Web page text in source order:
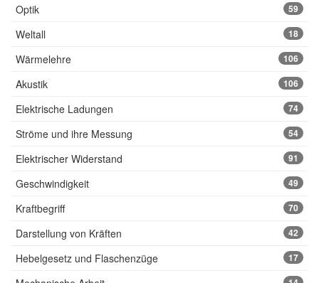
Optik 59
Weltall 18
Wärmelehre 106
Akustik 106
Elektrische Ladungen 74
Ströme und ihre Messung 54
Elektrischer Widerstand 91
Geschwindigkeit 49
Kraftbegriff 70
Darstellung von Kräften 42
Hebelgesetz und Flaschenzüge 17